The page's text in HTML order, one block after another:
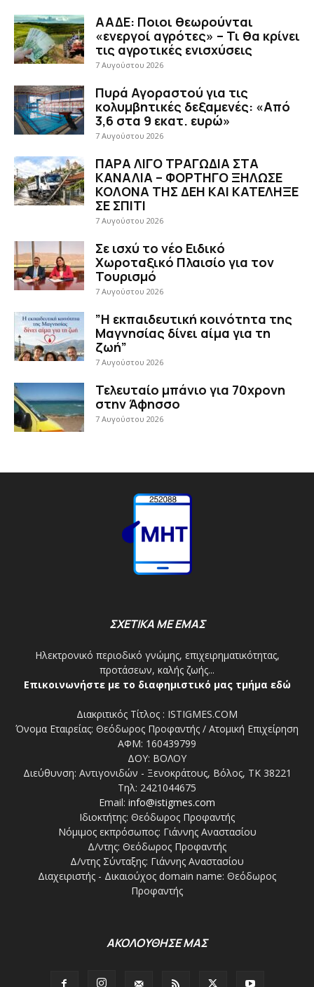
ΑΑΔΕ: Ποιοι θεωρούνται
«ενεργοί αγρότες» – Τι θα κρίνει
τις αγροτικές ενισχύσεις
7 Αυγούστου 2026
Πυρά Αγοραστού για τις
κολυμβητικές δεξαμενές: «Από
3,6 στα 9 εκατ. ευρώ»
7 Αυγούστου 2026
ΠΑΡΑ ΛΙΓΟ ΤΡΑΓΩΔΙΑ ΣΤΑ
ΚΑΝΑΛΙΑ – ΦΟΡΤΗΓΟ ΞΗΛΩΣΕ
ΚΟΛΟΝΑ ΤΗΣ ΔΕΗ ΚΑΙ ΚΑΤΕΛΗΞΕ
ΣΕ ΣΠΙΤΙ
7 Αυγούστου 2026
Σε ισχύ το νέο Ειδικό
Χωροταξικό Πλαισίο για τον
Τουρισμό
7 Αυγούστου 2026
”Η εκπαιδευτική κοινότητα της
Μαγνησίας δίνει αίμα για τη
ζωή”
7 Αυγούστου 2026
Τελευταίο μπάνιο για 70χρονη
στην Άφησσο
7 Αυγούστου 2026
ΣΧΕΤΙΚΑ ΜΕ ΕΜΑΣ
Ηλεκτρονικό περιοδικό γνώμης, επιχειρηματικότητας,
προτάσεων, καλής ζωής...
Επικοινωνήστε με το διαφημιστικό μας τμήμα εδώ
Διακριτικός Τίτλος : ISTIGMES.COM
Όνομα Εταιρείας: Θεόδωρος Προφαντής / Ατομική Επιχείρηση
ΑΦΜ: 160439799
ΔΟΥ: ΒΟΛΟΥ
Διεύθυνση: Αντιγονιδών - Ξενοκράτους, Βόλος, ΤΚ 38221
Τηλ: 2421044675
Email: info@istigmes.com
Ιδιοκτήτης: Θεόδωρος Προφαντής
Νόμιμος εκπρόσωπος: Γιάννης Αναστασίου
Δ/ντης: Θεόδωρος Προφαντής
Δ/ντης Σύνταξης: Γιάννης Αναστασίου
Διαχειριστής - Δικαιούχος domain name: Θεόδωρος
Προφαντής
ΑΚΟΛΟΥΘΗΣΕ ΜΑΣ